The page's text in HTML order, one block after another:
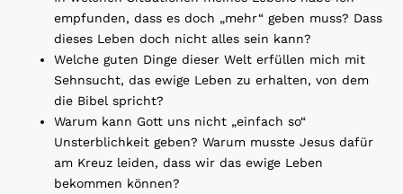
empfunden, dass es doch „mehr“ geben muss? Dass
dieses Leben doch nicht alles sein kann?
Welche guten Dinge dieser Welt erfüllen mich mit
Sehnsucht, das ewige Leben zu erhalten, von dem
die Bibel spricht?
Warum kann Gott uns nicht „einfach so“
Unsterblichkeit geben? Warum musste Jesus dafür
am Kreuz leiden, dass wir das ewige Leben
bekommen können?